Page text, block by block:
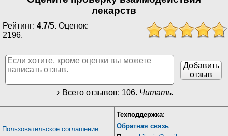
лекарств
Рейтинг: 4.7/5. Оценок:
2196.
Добавить
отзыв
Всего отзывов: 106. Читать.
Пользовательское соглашение
Техподдержка:
Обратная связь